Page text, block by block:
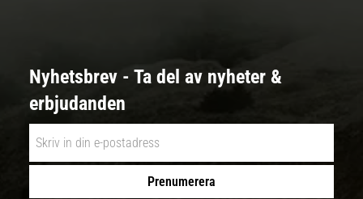
Nyhetsbrev - Ta del av nyheter &
erbjudanden
Prenumerera